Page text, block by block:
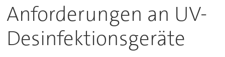
Anforderungen an UV-
Desinfektionsgeräte